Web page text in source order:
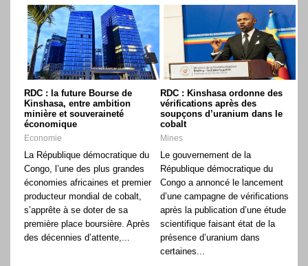
RDC : la future Bourse de
Kinshasa, entre ambition
minière et souveraineté
économique
Economie
La République démocratique du
Congo, l’une des plus grandes
économies africaines et premier
producteur mondial de cobalt,
s’apprête à se doter de sa
première place boursière. Après
des décennies d’attente,...
RDC : Kinshasa ordonne des
vérifications après des
soupçons d’uranium dans le
cobalt
Mines
Le gouvernement de la
République démocratique du
Congo a annoncé le lancement
d’une campagne de vérifications
après la publication d’une étude
scientifique faisant état de la
présence d’uranium dans
certaines...